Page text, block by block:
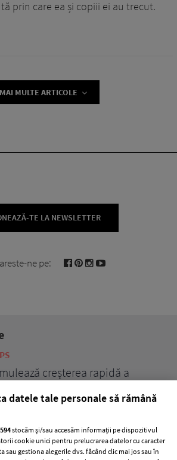
prin care ea și copiii ei au trecut.
MAI MULTE ARTICOLE
TE LA NEWSLETTER
ne pe:
creșterea rapidă a
datele tale personale să rămână
594stocăm și/sau accesăm informații pe dispozitivul
cookie unici pentru prelucrarea datelor cu caracter
sau gestiona alegerile dvs. făcând clic mai jos sau în